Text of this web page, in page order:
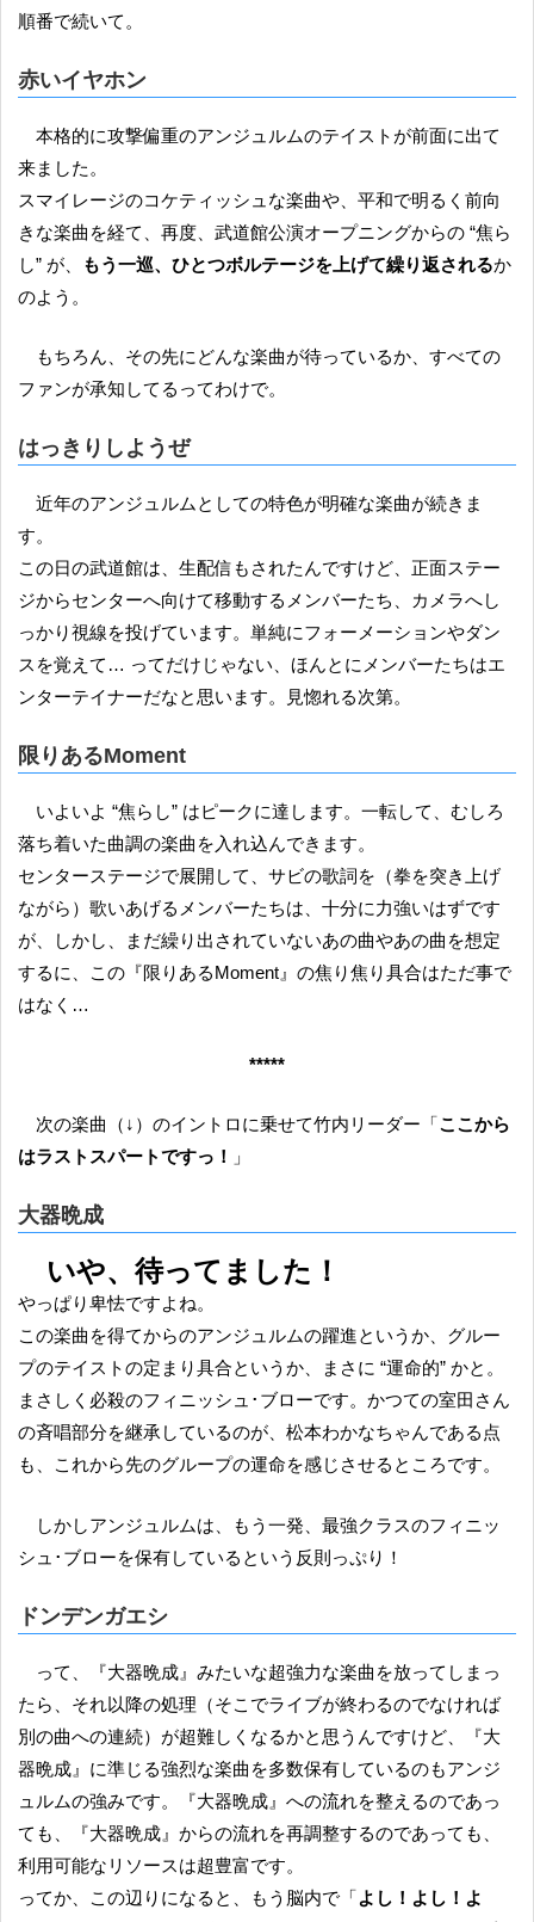
順番で続いて。
赤いイヤホン
本格的に攻撃偏重のアンジュルムのテイストが前面に出て
来ました。
スマイレージのコケティッシュな楽曲や、平和で明るく前向
きな楽曲を経て、再度、武道館公演オープニングからの “焦ら
し” が、
もう一巡、ひとつボルテージを上げて繰り返されるか
のよう。
もちろん、その先にどんな楽曲が待っているか、すべての
ファンが承知してるってわけで。
はっきりしようぜ
近年のアンジュルムとしての特色が明確な楽曲が続きま
す。
この日の武道館は、生配信もされたんですけど、正面ステー
ジからセンターへ向けて移動するメンバーたち、カメラへし
っかり視線を投げています。単純にフォーメーションやダン
スを覚えて… ってだけじゃない、ほんとにメンバーたちはエ
ンターテイナーだなと思います。見惚れる次第。
限りあるMoment
いよいよ “焦らし” はピークに達します。一転して、むしろ
落ち着いた曲調の楽曲を入れ込んできます。
センターステージで展開して、サビの歌詞を（拳を突き上げ
ながら）歌いあげるメンバーたちは、十分に力強いはずです
が、しかし、まだ繰り出されていないあの曲やあの曲を想定
するに、この『限りあるMoment』の焦り焦り具合はただ事で
はなく…
*****
次の楽曲（↓）のイントロに乗せて竹内リーダー「ここから
はラストスパートですっ！
」
大器晩成
いや、待ってました！
やっぱり卑怯ですよね。
この楽曲を得てからのアンジュルムの躍進というか、グルー
プのテイストの定まり具合というか、まさに “運命的” かと。
まさしく必殺のフィニッシュ･ブローです。かつての室田さん
の斉唱部分を継承しているのが、松本わかなちゃんである点
も、これから先のグループの運命を感じさせるところです。
しかしアンジュルムは、もう一発、最強クラスのフィニッ
シュ･ブローを保有しているという反則っぷり！
ドンデンガエシ
って、『大器晩成』みたいな超強力な楽曲を放ってしまっ
たら、それ以降の処理（そこでライブが終わるのでなければ
別の曲への連続）が超難しくなるかと思うんですけど、『大
器晩成』に準じる強烈な楽曲を多数保有しているのもアンジ
ュルムの強みです。『大器晩成』への流れを整えるのであっ
ても、『大器晩成』からの流れを再調整するのであっても、
利用可能なリソースは超豊富です。
ってか、この辺りになると、もう脳内で「よし！よし！よ